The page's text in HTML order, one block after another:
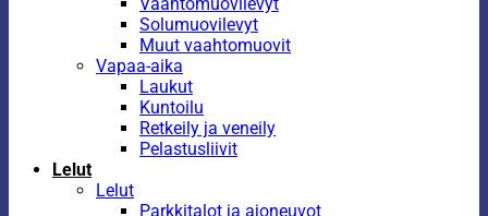
Solumuovilevyt
Muut vaahtomuovit
Vapaa-aika
Laukut
Kuntoilu
Retkeily ja veneily
Pelastusliivit
Lelut
Lelut
Parkkitalot ja ajoneuvot